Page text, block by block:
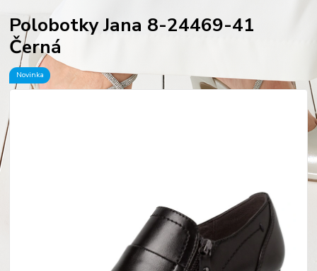
Polobotky Jana 8-24469-41
Černá
Novinka